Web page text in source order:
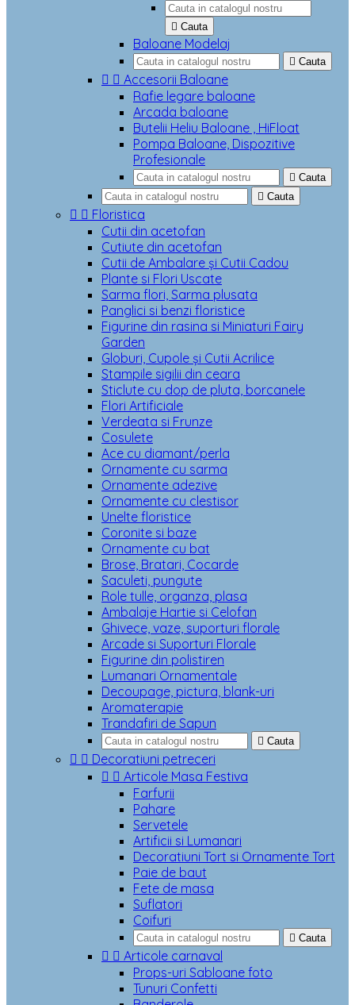
 Cauta
Baloane Modelaj
 Cauta
  Accesorii Baloane
Rafie legare baloane
Arcada baloane
Butelii Heliu Baloane , HiFloat
Pompa Baloane, Dispozitive
Profesionale
 Cauta
 Cauta
  Floristica
Cutii din acetofan
Cutiute din acetofan
Cutii de Ambalare și Cutii Cadou
Plante si Flori Uscate
Sarma flori, Sarma plusata
Panglici si benzi floristice
Figurine din rasina si Miniaturi Fairy
Garden
Globuri, Cupole și Cutii Acrilice
Stampile sigilii din ceara
Sticlute cu dop de pluta, borcanele
Flori Artificiale
Verdeata si Frunze
Cosulete
Ace cu diamant/perla
Ornamente cu sarma
Ornamente adezive
Ornamente cu clestisor
Unelte floristice
Coronite si baze
Ornamente cu bat
Brose, Bratari, Cocarde
Saculeti, pungute
Role tulle, organza, plasa
Ambalaje Hartie si Celofan
Ghivece, vaze, suporturi florale
Arcade si Suporturi Florale
Figurine din polistiren
Lumanari Ornamentale
Decoupage, pictura, blank-uri
Aromaterapie
Trandafiri de Sapun
 Cauta
  Decoratiuni petreceri
  Articole Masa Festiva
Farfurii
Pahare
Servetele
Artificii si Lumanari
Decoratiuni Tort si Ornamente Tort
Paie de baut
Fete de masa
Suflatori
Coifuri
 Cauta
  Articole carnaval
Props-uri Sabloane foto
Tunuri Confetti